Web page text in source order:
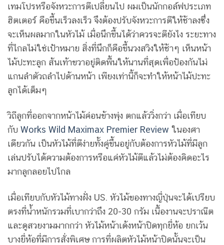
เทมโปรหรือจังหวะการตีเปลี่ยนไป ผมเป็นนักกอล์ฟประเภท
ฮิตเตอร์ คือขึ้นเร็วลงเร็ว จึงต้องปรับจังหวะการตีให้ช้าลงซึ่ง
จะเห็นผลมากในหัวไม้ เมื่อนึกขึ้นได้ว่าควรจะตียังไง ระยะทาง
ที่ไกลไม่ใช่เป้าหมาย สิ่งที่นึกก็คือขึ้นวงสวิงให้ช้าๆ เห็นหน้า
ไม้ปะทะลูก ส้นเท้าขวาอยู่ติดพื้นให้นานที่สุดเพื่อป้องกันไม่
แกนลำตัวถลำไปด้านหน้า เพียงเท่านี้ก็จะทำให้หน้าไม้ปะทะ
ลูกได้เต็มๆ
วิถีลูกที่ออกจากหน้าไม้ค่อนข้างพุ่ง ตกแล้ววิ่งกว่า เมื่อเทียบ
กับ Works Wild Maximax Premier Review ในองศา
เดียวกัน เป็นหัวไม้ที่ตีง่ายทั้งคู่ขึ้นอยู่กับต้องการหัวไม้ที่มีลูก
เล่นปรับได้ความต้องการหรือแค่หัวไม้ตีแล้วไม่ต้องคิดอะไร
มากลูกลอยไปไกล
เมื่อเทียบกับหัวไม้ทางฝั่ง US. หัวไม้ของทางญี่ปุ่นจะได้เปรียบ
ตรงที่น้ำหนักรวมที่เบากว่าถึง 20-30 กรัม เนื้องานจะปราณีต
และดูสวยงามมากกว่า หัวไม้หน้าเด้งหน้าปิดทุกยี่ห้อ ยกเว้น
บางยี่ห้อที่มีการสั่งพิเศษ การที่ผลิตหัวไม้หน้าปิดนั้นจะเป็น